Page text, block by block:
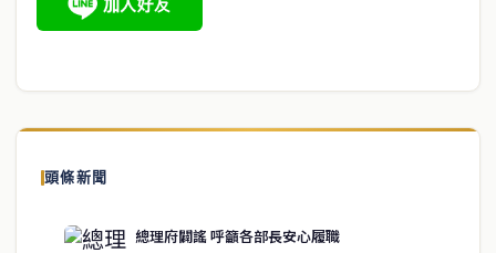
頭條新聞
總理府闢謠 呼籲各部長安心履職